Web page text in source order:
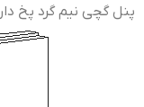
پنل گچی نیم گرد پخ دار HRAK